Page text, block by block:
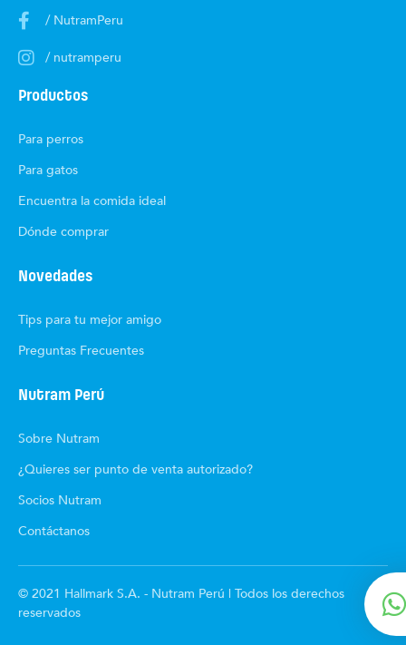
/ NutramPeru
/ nutramperu
Productos
Para perros
Para gatos
Encuentra la comida ideal
Dónde comprar
Novedades
Tips para tu mejor amigo
Preguntas Frecuentes
Nutram Perú
Sobre Nutram
¿Quieres ser punto de venta autorizado?
Socios Nutram
Contáctanos
© 2021 Hallmark S.A. - Nutram Perú | Todos los derechos
reservados